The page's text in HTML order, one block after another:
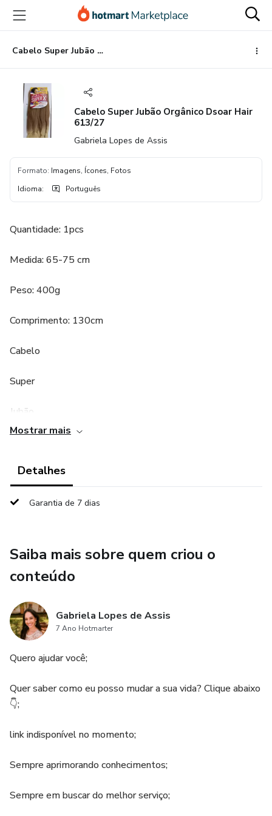
para
conteúdo
principal
para
pagamento
para
rodapé
Cabelo Super Jubão Orgânico Dsoar Hair 613/27
Cabelo Super Jubão Orgânico Dsoar Hair
613/27
Gabriela Lopes de Assis
Formato: Imagens, Ícones, Fotos
Idioma: Português
Quantidade: 1pcs
Medida: 65-75 cm
Peso: 400g
Comprimento: 130cm
Cabelo
Super
Jubão
Dsoar
Hair
Quantidade: 1pcs
Peso: 400g
Comprimento: 130cm
Cabelo
Mostrar mais
Detalhes
Garantia de 7 dias
Saiba mais sobre quem criou o
conteúdo
Gabriela Lopes de Assis
7 Ano Hotmarter
Quero ajudar você;
Quer saber como eu posso mudar a sua vida? Clique abaixo
👇;
link indisponível no momento;
Sempre aprimorando conhecimentos;
Sempre em buscar do melhor serviço;